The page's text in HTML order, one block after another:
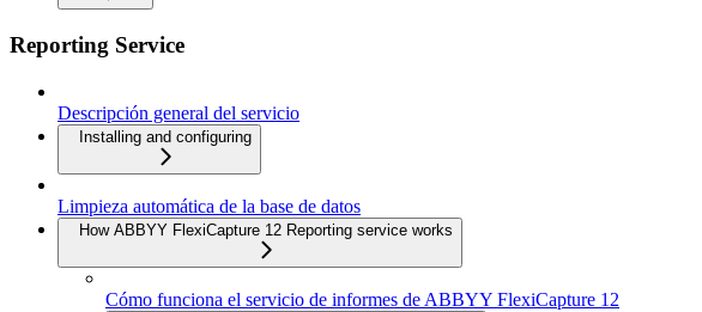
Reporting Service
Descripción general del servicio
Installing and configuring
Limpieza automática de la base de datos
How ABBYY FlexiCapture 12 Reporting service works
Cómo funciona el servicio de informes de ABBYY FlexiCapture 12